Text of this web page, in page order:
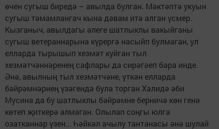
өчен сугыш биредә – авылда булган. Мәктәптә укуын
сугыш тәмамлангач кына дәвам итә алган үсмер.
Кызганыч, авылдагы әлеге шатлыклы вакыйганы
сугыш ветераннарына күрергә насыйп булмаган, ул
елларда тырышып хезмәт куйган тыл
хезмәтчәннәренең сафлары да сирәгәеп бара инде.
Әнә, авылның тыл хезмәтчәне, үткән елларда
бәйрәмнәрнең үзәгендә була торган Халидә әби
Мусина да бу шатлыклы бәйрәмне берничә көн генә
көтеп җиткерә алмаган. Олылап соңгы юлга
озатканнар үзен... Һәйкәл ачылу тантанасы әнә шулай